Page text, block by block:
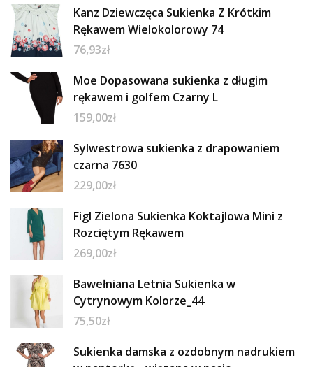
Kanz Dziewczęca Sukienka Z Krótkim
Rękawem Wielokolorowy 74
76,93zł
Moe Dopasowana sukienka z długim
rękawem i golfem Czarny L
159,00zł
Sylwestrowa sukienka z drapowaniem
czarna 7630
229,00zł
Figl Zielona Sukienka Koktajlowa Mini z
Rozciętym Rękawem
269,00zł
Bawełniana Letnia Sukienka w
Cytrynowym Kolorze_44
75,50zł
Sukienka damska z ozdobnym nadrukiem